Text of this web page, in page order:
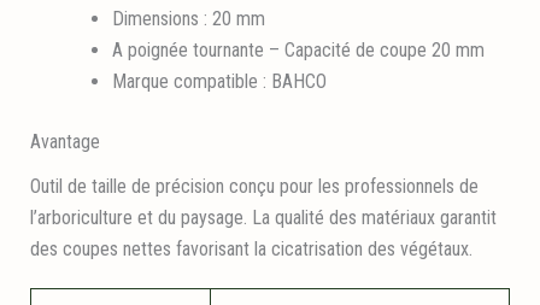
Dimensions : 20 mm
A poignée tournante – Capacité de coupe 20 mm
Marque compatible : BAHCO
Avantage
Outil de taille de précision conçu pour les professionnels de
l’arboriculture et du paysage. La qualité des matériaux garantit
des coupes nettes favorisant la cicatrisation des végétaux.